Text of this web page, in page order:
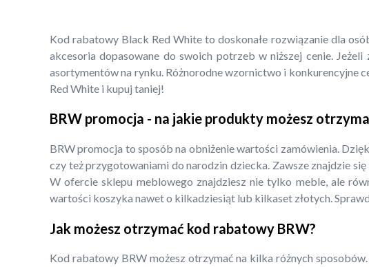
Kod rabatowy Black Red White to doskonałe rozwiązanie dla
akcesoria dopasowane do swoich potrzeb w niższej cenie.
asortymentów na rynku. Różnorodne wzornictwo i konkurencyjne
Red White i kupuj taniej!
BRW promocja - na jakie produkty możesz
BRW promocja to sposób na obniżenie wartości zamówienia.
czy też przygotowaniami do narodzin dziecka. Zawsze znajdzie
W ofercie sklepu meblowego znajdziesz nie tylko meble, ale
wartości koszyka nawet o kilkadziesiąt lub kilkaset złotych.
Jak możesz otrzymać kod rabatowy BRW?
Kod rabatowy BRW możesz otrzymać na kilka różnych